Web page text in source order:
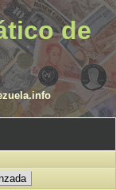
de